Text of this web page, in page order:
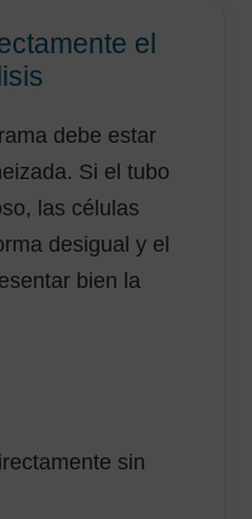
el
debe estar
Si el tubo
las células
desigual y el
bien la
sin